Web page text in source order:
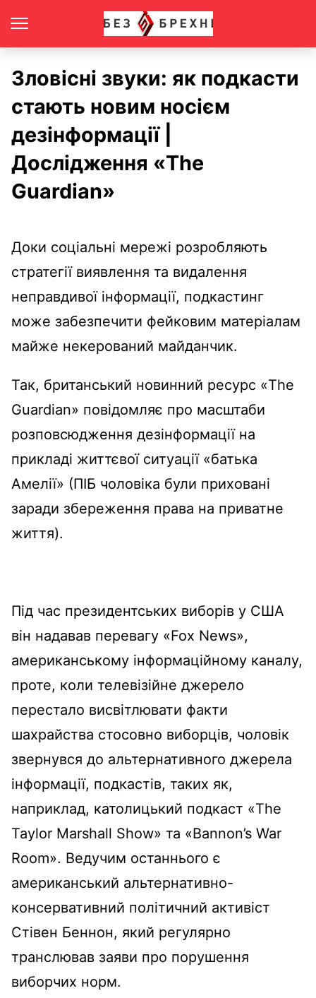
Зловісні звуки: як подкасти
стають новим носієм
дезінформації |
Дослідження «The
Guardian»
Доки соціальні мережі розробляють
стратегії виявлення та видалення
неправдивої інформації, подкастинг
може забезпечити фейковим матеріалам
майже некерований майданчик.
Так, британський новинний ресурс «The
Guardian» повідомляє про масштаби
розповсюдження дезінформації на
прикладі життєвої ситуації «батька
Амелії» (ПІБ чоловіка були приховані
заради збереження права на приватне
життя).
Під час президентських виборів у США
він надавав перевагу «Fox News»,
американському інформаційному каналу,
проте, коли телевізійне джерело
перестало висвітлювати факти
шахрайства стосовно виборців, чоловік
звернувся до альтернативного джерела
інформації, подкастів, таких як,
наприклад, католицький подкаст «The
Taylor Marshall Show» та «Bannon’s War
Room». Ведучим останнього є
американський альтернативно-
консервативний політичний активіст
Стівен Беннон, який регулярно
транслював заяви про порушення
виборчих норм.